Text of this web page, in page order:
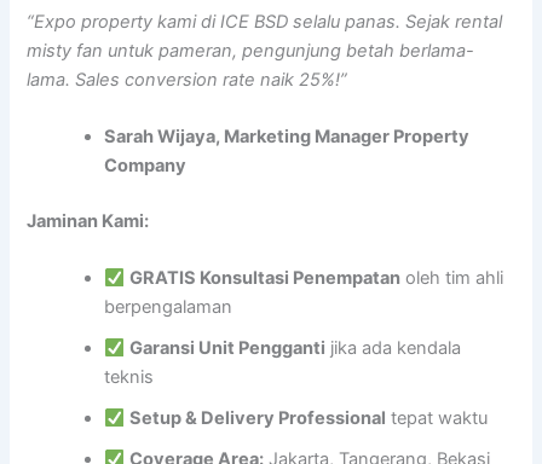
“Expo property kami di ICE BSD selalu panas. Sejak rental
misty fan untuk pameran, pengunjung betah berlama-
lama. Sales conversion rate naik 25%!”
Sarah Wijaya, Marketing Manager Property
Company
Jaminan Kami:
GRATIS Konsultasi Penempatanoleh tim ahli
berpengalaman
Garansi Unit Pengganti jika ada kendala
teknis
Setup & Delivery Professional tepat waktu
Coverage Area:Jakarta, Tangerang, Bekasi